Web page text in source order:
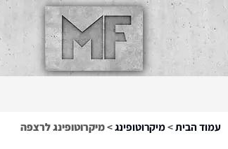
עמוד הבית>מיקרוטופינג>מיקרוטופינג לרצפה